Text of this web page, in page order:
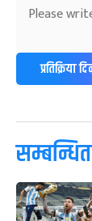
२४
सोम फाल्गुन
ग्याल्पो
फाल्गुन
७ पूर्णिमा
८
सोम चैत्र ८,
प्रतिक्रिया